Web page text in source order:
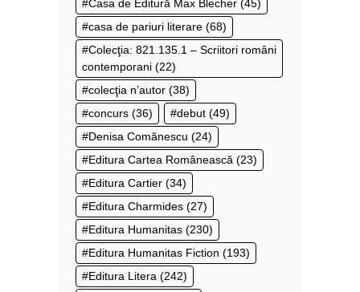
Casa de Editură Max Blecher (45)
casa de pariuri literare (68)
Colecţia: 821.135.1 – Scriitori români
contemporani (22)
colecţia n’autor (38)
concurs (36) debut (49)
Denisa Comănescu (24)
Editura Cartea Românească (23)
Editura Cartier (34)
Editura Charmides (27)
Editura Humanitas (230)
Editura Humanitas Fiction (193)
Editura Litera (242)